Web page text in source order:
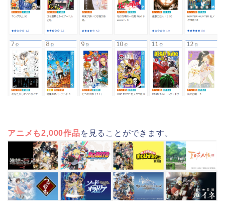
アニメも2,000作品を見ることができます。